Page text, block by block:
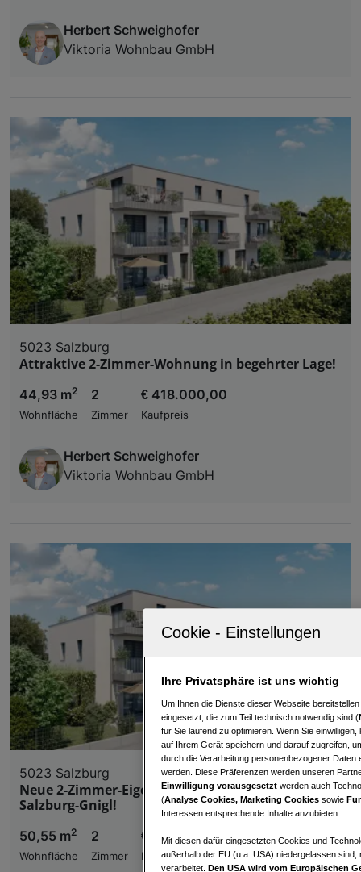
Herbert Schweighofer
Viktoria Wohnbau GmbH
5023 Salzburg
Attraktive 2-Zimmer-Wohnung in begehrter Lage!
44,93 m2
Wohnfläche
2
Zimmer
€ 418.000,00
Kaufpreis
Herbert Schweighofer
Viktoria Wohnbau GmbH
5023 Salzburg
Neue 2-Zimmer-Eigentumswohnung | Wohnen in
Salzburg-Gnigl!
50,55 m2
Wohnfläche
2
Zimmer
€ 438.000,00
Kaufpreis
Ihre Privatsphäre ist uns wichtig
Um Ihnen die Dienste dieser Webseite
eingesetzt, die zum Teil technisch notwendig sind (
für Sie laufend zu optimieren. Wenn Sie
auf Ihrem Gerät speichern und darauf zugreifen,
durch die Verarbeitung personenbezogener
werden. Diese Präferenzen werden unseren
Einwilligung vorausgesetzt werden auch
(Analyse Cookies, Marketing Cookies sowie
Interessen entsprechende Inhalte anzubieten.
Mit diesen dafür eingesetzten Cookies und
außerhalb der EU (u.a. USA) niedergelassen
verarbeitet. Den USA wird vom Europäischen